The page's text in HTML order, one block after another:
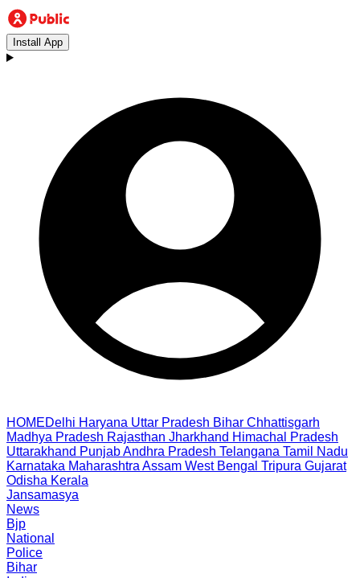
Install App
HOMEDelhi Haryana Uttar Pradesh Bihar Chhattisgarh
Madhya Pradesh Rajasthan Jharkhand Himachal Pradesh
Uttarakhand PunjabAndhra Pradesh Telangana Tamil Nadu
Karnataka Maharashtra Assam West Bengal Tripura Gujarat
Odisha Kerala
Jansamasya
News
Bjp
National
Police
Bihar